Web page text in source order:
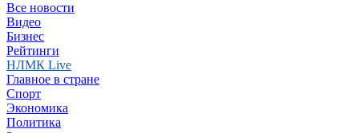
Все новости
Видео
Бизнес
Рейтинги
НЛМК Live
Главное в стране
Спорт
Экономика
Политика